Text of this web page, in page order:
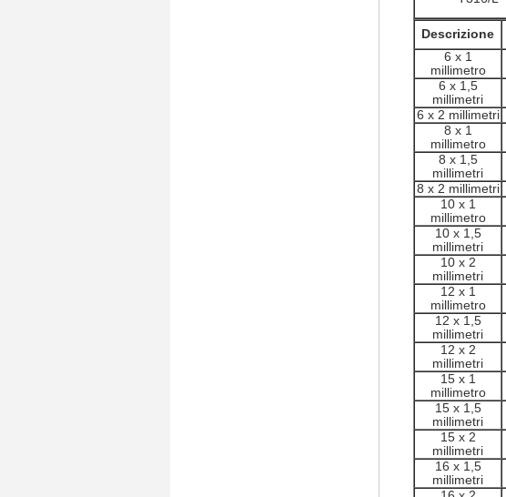
Descrizione
6 x 1
millimetro
6 x 1,5
millimetri
6 x 2 millimetri
8 x 1
millimetro
8 x 1,5
millimetri
8 x 2 millimetri
10 x 1
millimetro
10 x 1,5
millimetri
10 x 2
millimetri
12 x 1
millimetro
12 x 1,5
millimetri
12 x 2
millimetri
15 x 1
millimetro
15 x 1,5
millimetri
15 x 2
millimetri
16 x 1,5
millimetri